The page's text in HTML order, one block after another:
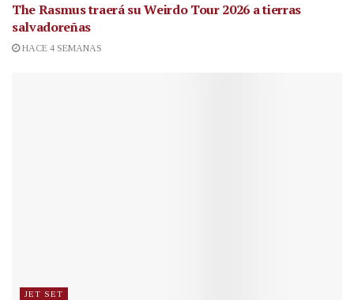
The Rasmus traerá su Weirdo Tour 2026 a tierras
salvadoreñas
HACE 4 SEMANAS
JET SET